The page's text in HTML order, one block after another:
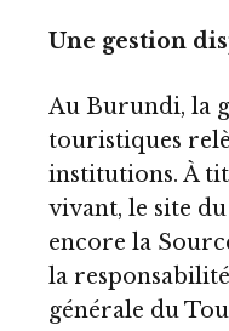
Une gestion
Au Burundi, la
touristiques
institutions. À
vivant, le site
encore la
la
générale du